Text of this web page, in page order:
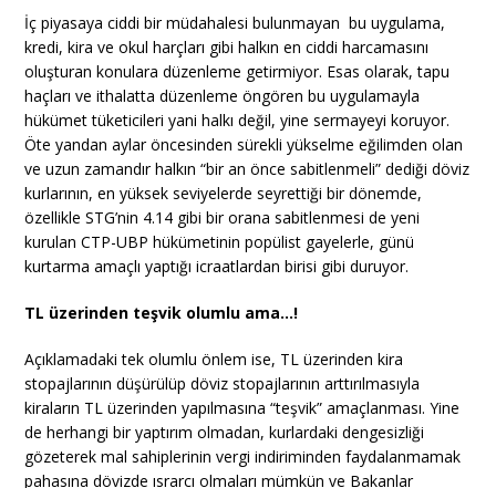
İç piyasaya ciddi bir müdahalesi bulunmayan bu uygulama,
kredi, kira ve okul harçları gibi halkın en ciddi harcamasını
oluşturan konulara düzenleme getirmiyor. Esas olarak, tapu
haçları ve ithalatta düzenleme öngören bu uygulamayla
hükümet tüketicileri yani halkı değil, yine sermayeyi koruyor.
Öte yandan aylar öncesinden sürekli yükselme eğilimden olan
ve uzun zamandır halkın “bir an önce sabitlenmeli” dediği döviz
kurlarının, en yüksek seviyelerde seyrettiği bir dönemde,
özellikle STG’nin 4.14 gibi bir orana sabitlenmesi de yeni
kurulan CTP-UBP hükümetinin popülist gayelerle, günü
kurtarma amaçlı yaptığı icraatlardan birisi gibi duruyor.
TL üzerinden teşvik olumlu ama…!
Açıklamadaki tek olumlu önlem ise, TL üzerinden kira
stopajlarının düşürülüp döviz stopajlarının arttırılmasıyla
kiraların TL üzerinden yapılmasına “teşvik” amaçlanması. Yine
de herhangi bir yaptırım olmadan, kurlardaki dengesizliği
gözeterek mal sahiplerinin vergi indiriminden faydalanmamak
pahasına dövizde ısrarcı olmaları mümkün ve Bakanlar